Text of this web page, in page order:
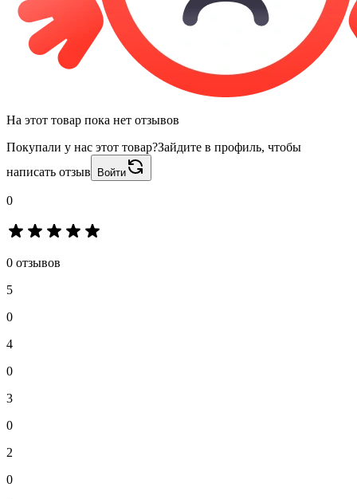
На этот товар пока нет отзывов
Покупали у нас этот товар?Зайдите в профиль, чтобы
написать отзыв
Войти
0
0 отзывов
5
0
4
0
3
0
2
0